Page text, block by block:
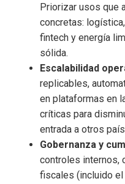
Priorizar usos que
concretas:
fintech y energía
sólida.
Escalabilidad
replicables,
en plataformas en
críticas para
entrada a otros
Gobernanza y
controles internos,
fiscales (incluido